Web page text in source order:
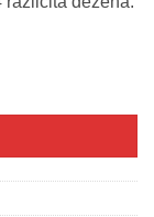
4 (DREAM